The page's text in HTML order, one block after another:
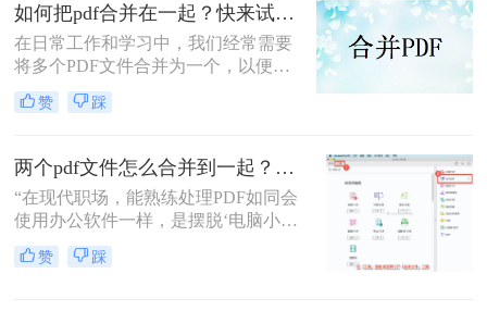
如何把pdf合并在一起？快来试试这3种合并方法！
在日常工作和学习中，我们经常需要
将多个PDF文件合并为一个，以便于
查阅和分享。那么如何把pdf合并在一
起呢？本文将介绍三种常用的PDF合
赞 踩
两个pdf文件怎么合并到一起？3分钟教会你5种专业方法，最后一招绝了！
“在现代职场，能熟练处理PDF如同会
使用办公软件一样，是摆脱‘电脑小
白’标签、提升个人效率的隐形核心竞
争力。”——小编“领导刚把项目合同
赞 踩